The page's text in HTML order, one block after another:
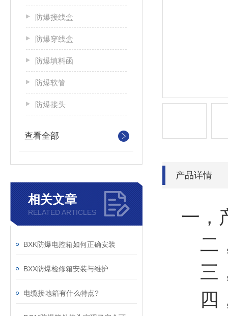
防爆接线盒
防爆穿线盒
防爆填料函
防爆软管
防爆接头
查看全部
相关文章
RELATED ARTICLES
BXK防爆电控箱如何正确安装
BXX防爆检修箱安装与维护
电缆接地箱有什么特点?
产品详情
一，
二，
三，
四，